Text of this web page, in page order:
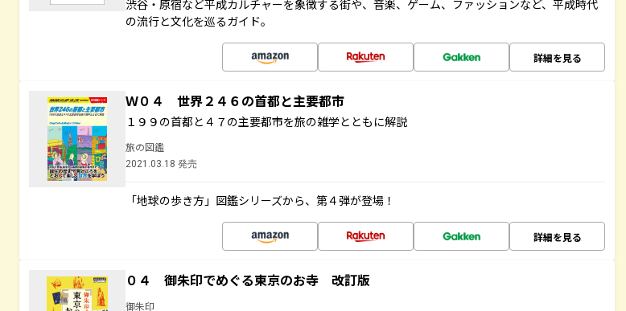
渋谷・原宿など平成カルチャーを象徴する街や、音楽、ゲーム、ファッションなど、平成時代
の流行と文化を巡るガイド。
詳細を見る
Ｗ０４ 世界２４６の首都と主要都市
１９９の首都と４７の主要都市を旅の雑学とともに解説
旅の図鑑
2021.03.18 発売
「地球の歩き方」図鑑シリーズから、第４弾が登場！
詳細を見る
０４ 御朱印でめぐる東京のお寺 改訂版
御朱印